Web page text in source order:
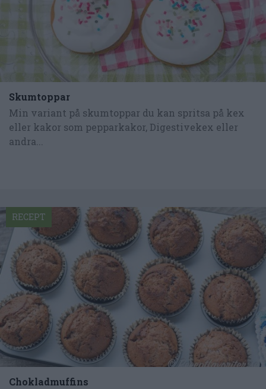
Skumtoppar
Min variant på skumtoppar du kan spritsa på kex
eller kakor som pepparkakor, Digestivekex eller
andra...
Chokladmuffins
RECEPT